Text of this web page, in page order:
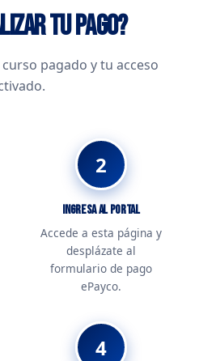
tu pago?
pagado y tu acceso
2
Ingresa al portal
Accede a esta página y
desplázate al
formulario de pago
ePayco.
4